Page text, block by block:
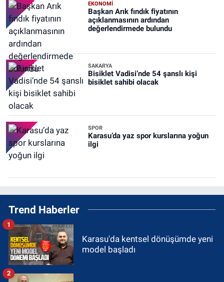
EKONOMİ
Başkan Arık fındık fiyatının
açıklanmasının ardından
değerlendirmede bulundu
SAKARYA
Bisiklet Vadisi’nde 54 şanslı kişi
bisiklet sahibi olacak
SPOR
Karasu’da yaz spor kurslarına yoğun
ilgi
Trend Haberler
Karasu'da kentsel dönüşümde yeni
model başladı
1
2